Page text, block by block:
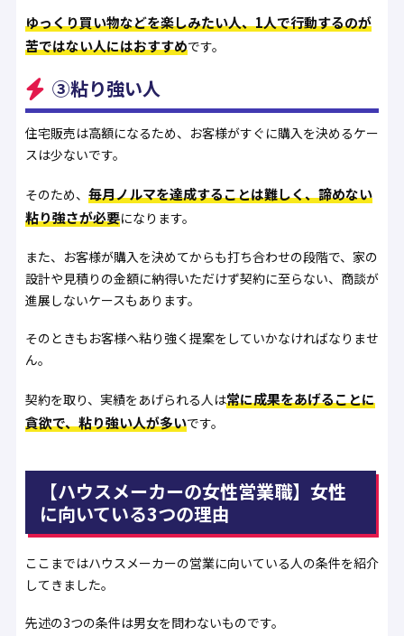
ゆっくり買い物などを楽しみたい人、1人で行動するのが
苦ではない人にはおすすめです。
③粘り強い人
住宅販売は高額になるため、お客様がすぐに購入を決めるケー
スは少ないです。
そのため、 毎月ノルマを達成することは難しく、諦めない
粘り強さが必要になります。
また、お客様が購入を決めてからも打ち合わせの段階で、家の
設計や見積りの金額に納得いただけず契約に至らない、商談が
進展しないケースもあります。
そのときもお客様へ粘り強く提案をしていかなければなりませ
ん。
契約を取り、実績をあげられる人は常に成果をあげることに
貪欲で、粘り強い人が多いです。
【ハウスメーカーの女性営業職】女性
に向いている3つの理由
ここまではハウスメーカーの営業に向いている人の条件を紹介
してきました。
先述の3つの条件は男女を問わないものです。